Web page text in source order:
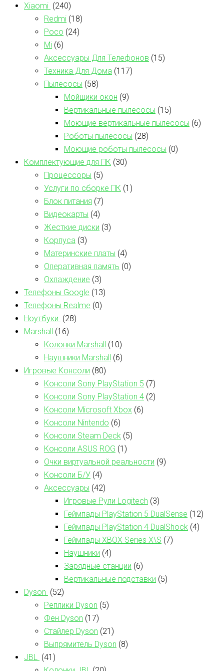
Xiaomi (240)
Redmi (18)
Poco (24)
Mi (6)
Аксессуары Для Телефонов (15)
Техника Для Дома (117)
Пылесосы (58)
Мойщики окон (9)
Вертикальные пылесосы (15)
Моющие вертикальные пылесосы (6)
Роботы пылесосы (28)
Моющие роботы пылесосы (0)
Комплектующие для ПК (30)
Процессоры (5)
Услуги по сборке ПК (1)
Блок питания (7)
Видеокарты (4)
Жесткие диски (3)
Корпуса (3)
Материнские платы (4)
Оперативная память (0)
Охлаждение (3)
Телефоны Google (13)
Телефоны Realme (0)
Ноутбуки (28)
Marshall (16)
Колонки Marshall (10)
Наушники Marshall (6)
Игровые Консоли (80)
Консоли Sony PlayStation 5 (7)
Консоли Sony PlayStation 4 (2)
Консоли Microsoft Xbox (6)
Консоли Nintendo (6)
Консоли Steam Deck (5)
Консоли ASUS ROG (1)
Очки виртуальной реальности (9)
Консоли Б/У (4)
Аксессуары (42)
Игровые Рули Logitech (3)
Геймпады PlayStation 5 DualSense (12)
Геймпады PlayStation 4 DualShock (4)
Геймпады XBOX Series X\S (7)
Наушники (4)
Зарядные станции (6)
Вертикальные подставки (5)
Dyson (52)
Реплики Dyson (5)
Фен Dyson (17)
Стайлер Dyson (21)
Выпрямитель Dyson (8)
JBL
(41)